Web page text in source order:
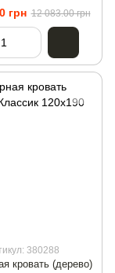
грн 12 083.00 грн
380288
кровать (дерево)